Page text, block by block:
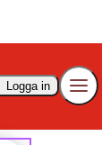
Logga in